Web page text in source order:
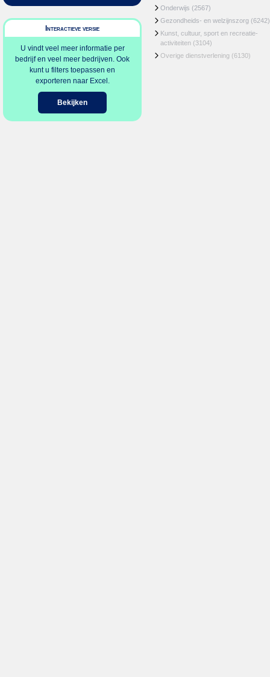
Interactieve versie
U vindt veel meer informatie per
bedrijf en veel meer bedrijven. Ook
kunt u filters toepassen en
exporteren naar Excel.
Bekijken
Onderwijs (2567)
Gezondheids- en welzijnszorg (6242)
Kunst, cultuur, sport en recreatie-
activiteiten (3104)
Overige dienstverlening (6130)